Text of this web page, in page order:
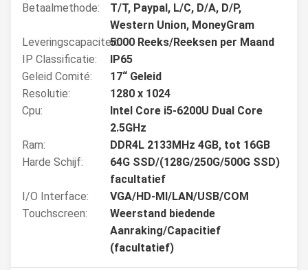
Betaalmethode:
T/T, Paypal, L/C, D/A, D/P,
Western Union, MoneyGram
Leveringscapaciteit:5000 Reeks/Reeksen per Maand
IP Classificatie:
IP65
Geleid Comité:
17“ Geleid
Resolutie:
1280 x 1024
Cpu:
Intel Core i5-6200U Dual Core
2.5GHz
Ram:
DDR4L 2133MHz 4GB, tot 16GB
Harde Schijf:
64G SSD/(128G/250G/500G SSD)
facultatief
I/O Interface:
VGA/HD-MI/LAN/USB/COM
Touchscreen:
Weerstand biedende
Aanraking/Capacitief
(facultatief)